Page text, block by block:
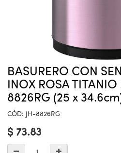
BASURERO CON
INOX ROSA
8826RG (25 x
CÓD: JH-8826RG
$ 73.83